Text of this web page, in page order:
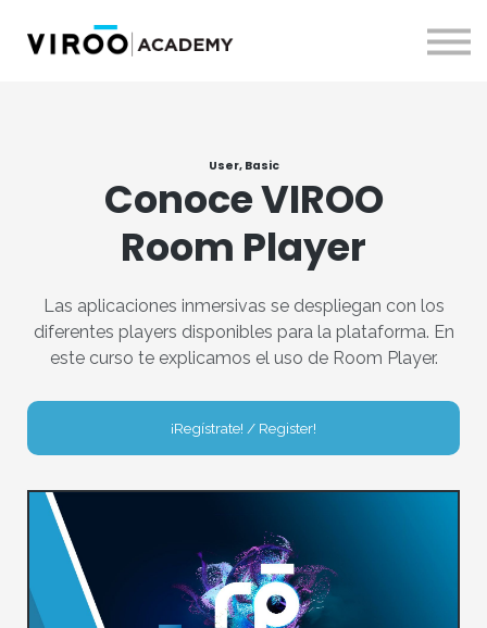
Entrar
User, Basic
Conoce VIROO
Room Player
Las aplicaciones inmersivas se despliegan con los
diferentes players disponibles para la plataforma. En
este curso te explicamos el uso de Room Player.
¡Regístrate! / Register!